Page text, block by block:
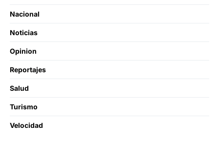
Nacional
Noticias
Opinion
Reportajes
Salud
Turismo
Velocidad